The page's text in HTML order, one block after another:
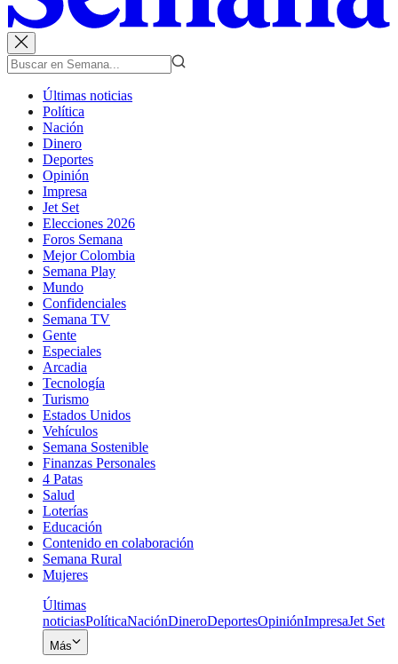
Últimas noticias
Política
Nación
Dinero
Deportes
Opinión
Impresa
Jet Set
Elecciones 2026
Foros Semana
Mejor Colombia
Semana Play
Mundo
Confidenciales
Semana TV
Gente
Especiales
Arcadia
Tecnología
Turismo
Estados Unidos
Vehículos
Semana Sostenible
Finanzas Personales
4 Patas
Salud
Loterías
Educación
Contenido en colaboración
Semana Rural
Mujeres
Últimas
noticiasPolíticaNaciónDineroDeportesOpiniónImpresaJet Set
Más